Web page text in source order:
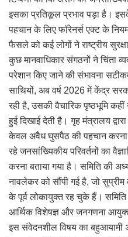
इसका प्रतिकूल प्रभाव पड़ा है।
पहचान के लिए फॉरेनर्स एक्ट के
फैसले को कई लोगों ने राष्ट्रीय
कुछ मानवाधिकार संगठनों ने चिंता
परेशान किए जाने की संभावना
साथियों, अब वर्ष 2026 में केंद्र
रही है, उसकी वैचारिक पृष्ठभूमि
हुई दिखाई देती है। गृह मंत्रालय
केवल अवैध घुसपैठ की पहचान करना
रहे जनसांख्यिकीय परिवर्तनों का
करना बताया गया है। समिति की
नावलेकर को सौंपी गई है, जो सुप्रीम
के पूर्व लोकायुक्त रह चुके हैं। समिति
आर्थिक विशेषज्ञ और जनगणना
इस संवेदनशील विषय का बहुआयामी